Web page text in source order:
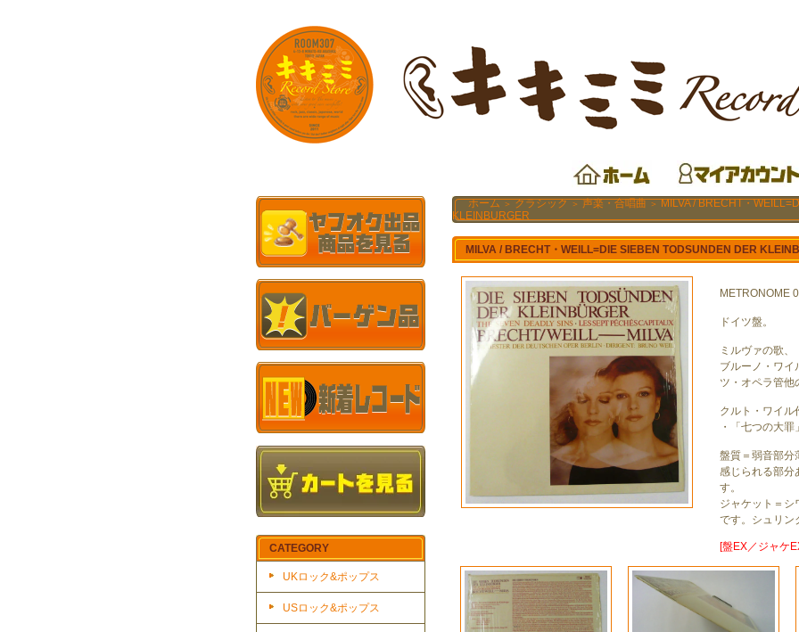
CATEGORY
UKロック&ポップス
USロック&ポップス
ホーム ＞ クラシック ＞ 声楽・合唱曲 ＞ MILVA / BRECHT・
KLEINBURGER
MILVA / BRECHT・WEILL=DIE SIEBEN TODSUNDEN DER
METRONOME
ドイツ盤。
ミルヴァの歌、
ブルーノ・ワイ
ツ・オペラ管他
クルト・ワイル
・「七つの大罪」
盤質＝弱音部分
感じられる部分
す。
ジャケット＝シ
です。シュリン
[盤EX／ジャケ